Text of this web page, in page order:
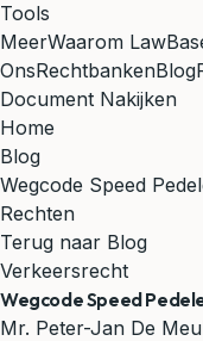
Tools
MeerWaarom
OnsRechtbankenBlog
Document Nakijken
Home
Blog
Wegcode Speed
Rechten
Terug naar Blog
Verkeersrecht
Wegcode Speed
Mr. Peter-Jan De